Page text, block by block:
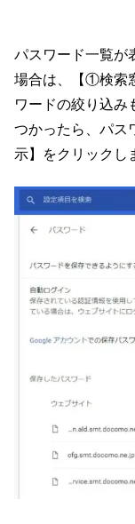
パスワード一覧が
場合は、【①検索
ワードの絞り込み
つかったら、パス
示】をクリックし